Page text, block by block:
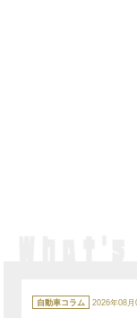
テ
ゴ
自動車コラム 2026年08月